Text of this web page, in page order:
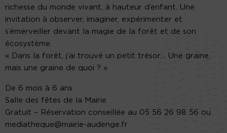
richesse du monde vivant, à hauteur d’enfant. Une
invitation à observer, imaginer, expérimenter et
s’émerveiller devant la magie de la forêt et de son
écosystème.
« Dans la forêt, j’ai trouvé un petit trésor… Une graine,
mais une graine de quoi ? »
De 6 mois à 6 ans
Salle des fêtes de la Mairie
Gratuit – Réservation conseillée au 05 56 26 98 56 ou
mediatheque@mairie-audenge.fr